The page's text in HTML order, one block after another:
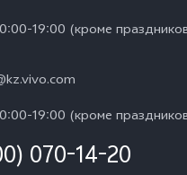
ремонта
по гарантии vivo
информация
19:00 (кроме
19:00 (кроме
070-14-20